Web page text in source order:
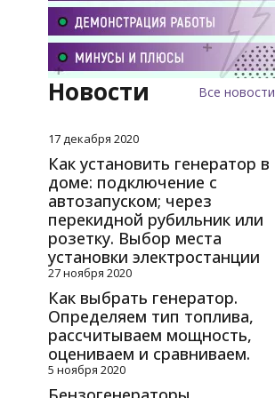
Новости Все новости
17 декабря 2020
Как установить генератор в
доме: подключение с
автозапуском; через
перекидной рубильник или
розетку. Выбор места
установки электростанции
27 ноября 2020
Как выбрать генератор.
Определяем тип топлива,
рассчитываем мощность,
оцениваем и сравниваем.
5 ноября 2020